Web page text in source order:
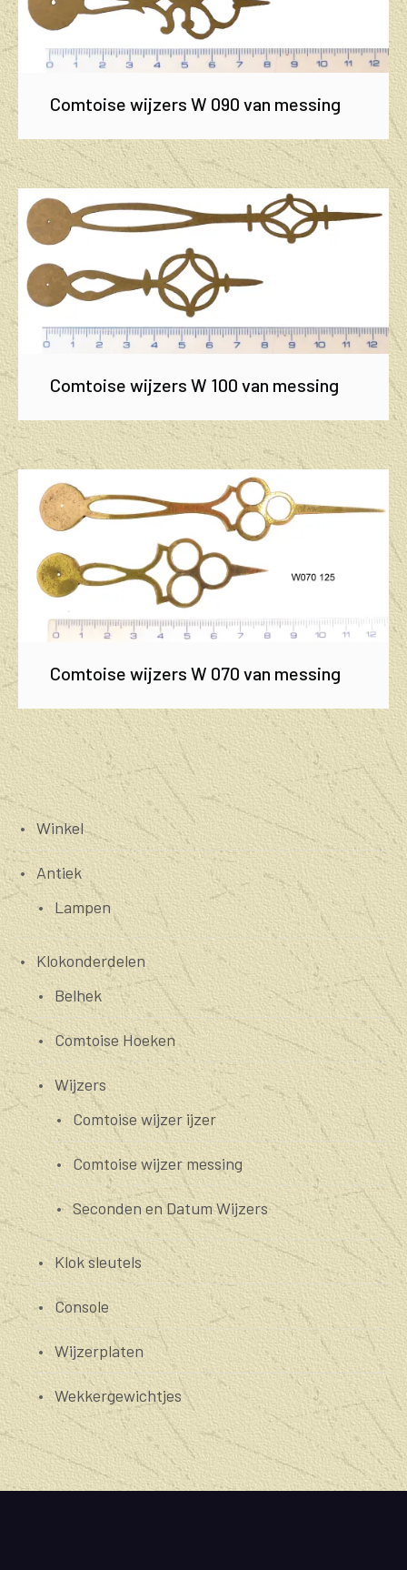
Comtoise wijzers W 090 van messing
Comtoise wijzers W 100 van messing
Comtoise wijzers W 070 van messing
Winkel
Antiek
Lampen
Klokonderdelen
Belhek
Comtoise Hoeken
Wijzers
Comtoise wijzer ijzer
Comtoise wijzer messing
Seconden en Datum Wijzers
Klok sleutels
Console
Wijzerplaten
Wekkergewichtjes